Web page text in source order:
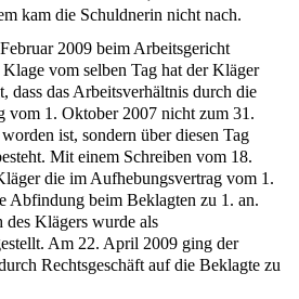
kam die Schuldnerin nicht nach.
2009 beim Arbeitsgericht
vom selben Tag hat der Kläger
dass das Arbeitsverhältnis durch die
vom 1. Oktober 2007 nicht zum 31.
ist, sondern über diesen Tag
Mit einem Schreiben vom 18.
die im Aufhebungsvertrag vom 1.
Abfindung beim Beklagten zu 1. an.
Klägers wurde als
Am 22. April 2009 ging der
Rechtsgeschäft auf die Beklagte zu